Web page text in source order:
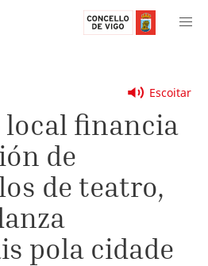
Escoitar
local financia
de
de teatro,
pola cidade